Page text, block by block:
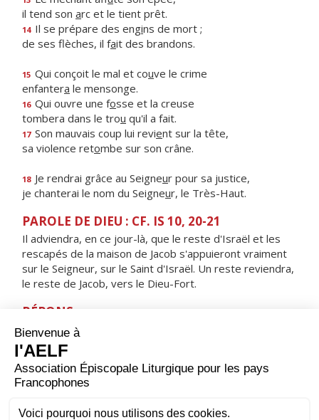
il tend son arc et le tient prêt.
14 Il se prépare des engins de mort ;
de ses flèches, il fait des brandons.
15 Qui conçoit le mal et couve le crime
enfantera le mensonge.
16 Qui ouvre une fosse et la creuse
tombera dans le trou qu'il a fait.
17 Son mauvais coup lui revient sur la tête,
sa violence retombe sur son crâne.
18 Je rendrai grâce au Seigneur pour sa justice,
je chanterai le nom du Seigneur, le Très-Haut.
PAROLE DE DIEU : CF. IS 10, 20-21
Il adviendra, en ce jour-là, que le reste d'Israël et les
rescapés de la maison de Jacob s'appuieront vraiment
sur le Seigneur, sur le Saint d'Israël. Un reste reviendra,
le reste de Jacob, vers le Dieu-Fort.
RÉPONS
V/ Les nations craindront le nom du Seigneur,
et tous les rois de la terre, sa gloire.
ORAISON
Accorde-nous, Seigneur, d’attendre sans faiblir la venue